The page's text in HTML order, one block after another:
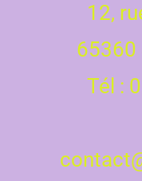
12,
65360
Tél :